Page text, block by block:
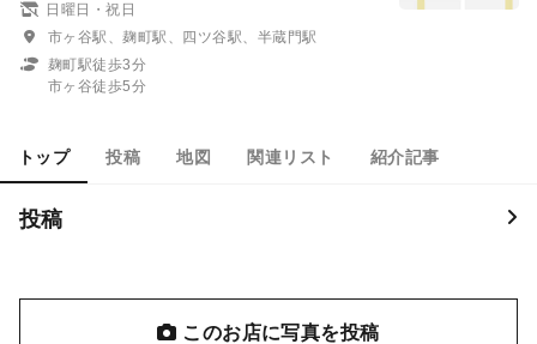
日曜日・祝日
市ヶ谷駅、麹町駅、四ツ谷駅、半蔵門駅
麹町駅徒歩3分
市ヶ谷徒歩5分
トップ 投稿 地図 関連リスト 紹介記事
投稿
このお店に写真を投稿